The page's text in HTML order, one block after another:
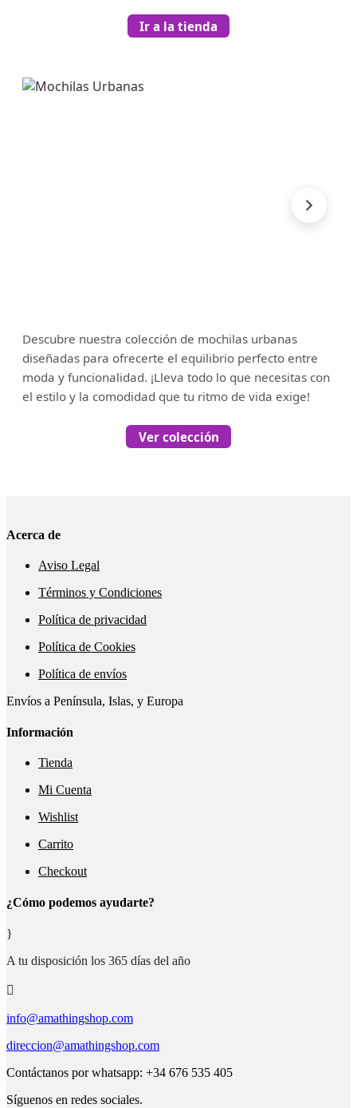
Ir a la tienda
Descubre nuestra colección de mochilas urbanas
diseñadas para ofrecerte el equilibrio perfecto entre
moda y funcionalidad. ¡Lleva todo lo que necesitas con
el estilo y la comodidad que tu ritmo de vida exige!
Ver colección
Acerca de
Aviso Legal
Términos y Condiciones
Política de privacidad
Política de Cookies
Política de envíos
Envíos a Península, Islas, y Europa
Información
Tienda
Mi Cuenta
Wishlist
Carrito
Checkout
¿Cómo podemos ayudarte?
}
A tu disposición los 365 días del año

info@amathingshop.com
direccion@amathingshop.com
Contáctanos por whatsapp: +34 676 535 405
Síguenos en redes sociales.